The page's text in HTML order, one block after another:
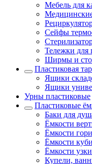
Мебель для
Сейфы
Тележки для
Ширмы и
Пластиковая
Ящики
Ящики
Урны пластиковые
Пластиковые
Баки для
Ёмкости
Ёмкости
Ёмкости
Ёмкости
Купели,